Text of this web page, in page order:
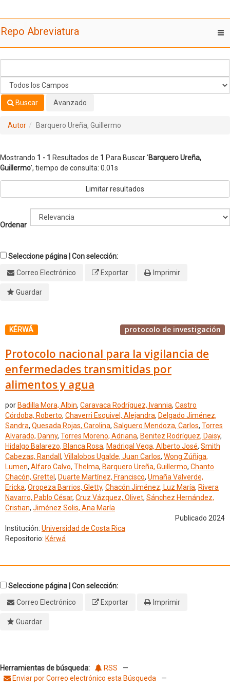
Guillermo'
Repo Abreviatura
Buscar Avanzado
Autor Barquero Ureña, Guillermo
Mostrando 1 - 1 Resultados de 1 Para Buscar 'Barquero Ureña,
Guillermo', tiempo de consulta: 0.01s
Limitar resultados
Ordenar
Seleccione página | Con selección:
Correo Electrónico
Exportar Imprimir
Guardar
KÉRWÁ protocolo de investigación
Protocolo nacional para la vigilancia de
enfermedades transmitidas por
alimentos y agua
por Badilla Mora, Albin, Caravaca Rodríguez, Ivannia, Castro
Córdoba, Roberto, Chaverri Esquivel, Alejandra, Delgado Jiménez,
Sandra, Quesada Rojas, Carolina, Salguero Mendoza, Carlos, Torres
Alvarado, Danny, Torres Moreno, Adriana, Benitez Rodríguez, Daisy,
Hidalgo Balarezo, Blanca Rosa, Madrigal Vega, Alberto José, Smith
Cabezas, Randall , Villalobos Ugalde, Juan Carlos, Wong Zúñiga,
Lumen, Alfaro Calvo, Thelma, Barquero Ureña, Guillermo, Chanto
Chacón, Grettel , Duarte Martínez, Francisco, Umaña Valverde,
Ericka, Oropeza Barrios, Gletty, Chacón Jiménez, Luz María, Rivera
Navarro, Pablo César, Cruz Vázquez, Olivet, Sánchez Hernández,
Cristian, Jiménez Solis, Ana María
Publicado 2024
Institución: Universidad de Costa Rica
Repositorio: Kérwá
Seleccione página | Con selección:
Correo Electrónico
Exportar Imprimir
Guardar
Herramientas de búsqueda: RSS
—
Enviar por Correo electrónico esta Búsqueda
—